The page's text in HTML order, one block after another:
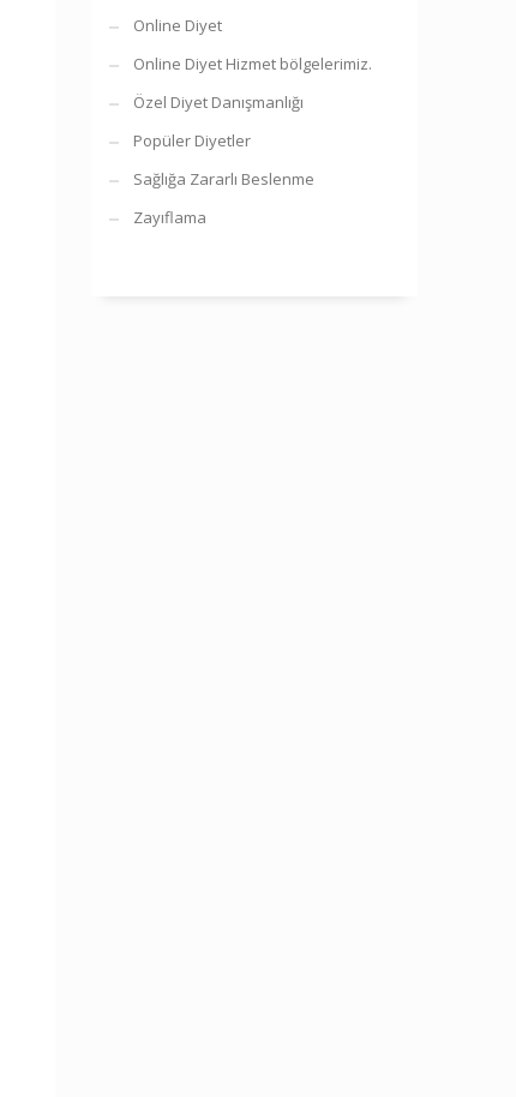
Online Diyet
Online Diyet Hizmet bölgelerimiz.
Özel Diyet Danışmanlığı
Popüler Diyetler
Sağlığa Zararlı Beslenme
Zayıflama